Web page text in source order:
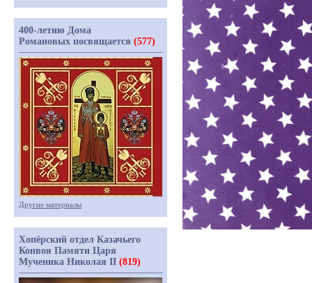
400-летию Дома
Романовых посвящается (577)
Другие материалы
Хопёрский отдел Казачьего
Конвоя Памяти Царя
Мученика Николая II (819)